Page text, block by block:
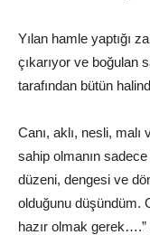
Yılan hamle yaptığı
çıkarıyor ve boğulan
tarafından bütün
Canı, aklı, nesli, malı
sahip olmanın sadece
düzeni, dengesi ve
olduğunu düşündüm.
hazır olmak